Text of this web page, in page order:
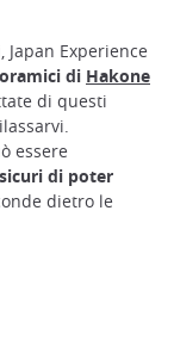
Experience
di Hakone
di questi
essere
di poter
dietro le